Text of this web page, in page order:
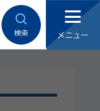
メニュー
検索